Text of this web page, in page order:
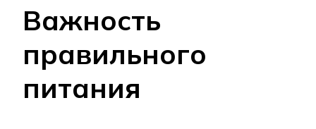
Важность
правильного
питания